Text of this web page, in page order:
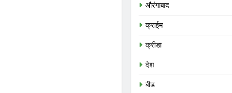
औरंगाबाद
क्राईम
क्रीडा
देश
बीड